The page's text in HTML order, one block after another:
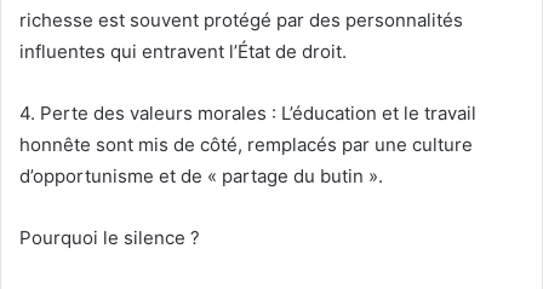
richesse est souvent protégé par des personnalités
influentes qui entravent l’État de droit.
4. Perte des valeurs morales : L’éducation et le travail
honnête sont mis de côté, remplacés par une culture
d’opportunisme et de « partage du butin ».
Pourquoi le silence ?